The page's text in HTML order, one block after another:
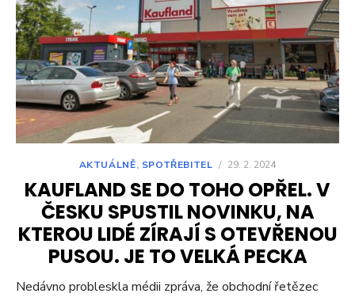
AKTUÁLNĚ, SPOTŘEBITEL / 29. 2. 2024
KAUFLAND SE DO TOHO OPŘEL. V
ČESKU SPUSTIL NOVINKU, NA
KTEROU LIDÉ ZÍRAJÍ S OTEVŘENOU
PUSOU. JE TO VELKÁ PECKA
Nedávno probleskla médii zpráva, že obchodní řetězec